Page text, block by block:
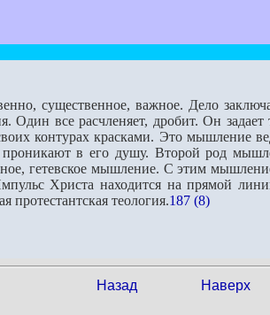
существенное, важное. Дело
все расчленяет, дробит. Он задает
контурах красками. Это мышление
в его душу. Второй род
гетевское мышление. С этим
Христа нахо­дится на прямой
теология.187 (8)
Назад
Наверх